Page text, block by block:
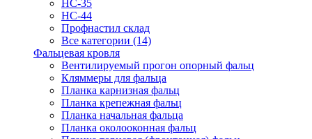
НС-35
НС-44
Профнастил склад
Все категории (14)
Фальцевая кровля
Вентилируемый прогон опорный фальц
Кляммеры для фальца
Планка карнизная фальц
Планка крепежная фальц
Планка начальная фальца
Планка околооконная фальц